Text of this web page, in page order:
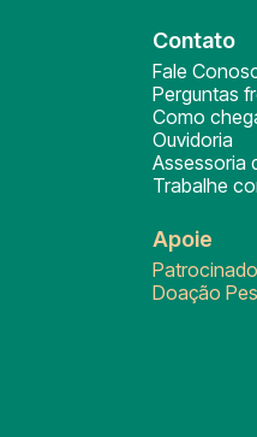
Contato
Fale
Perguntas
Como
Ouvidoria
Assessoria
Trabalhe
Apoie
Doação